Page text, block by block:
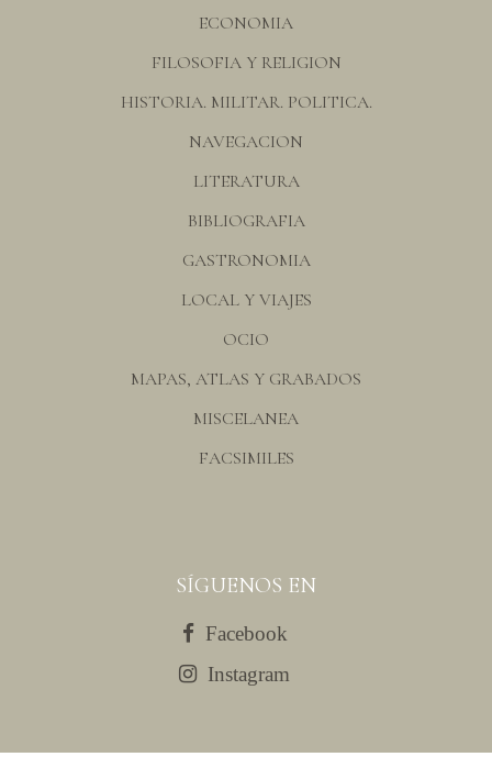
ECONOMIA
FILOSOFIA Y RELIGION
HISTORIA. MILITAR. POLITICA.
NAVEGACION
LITERATURA
BIBLIOGRAFIA
GASTRONOMIA
LOCAL Y VIAJES
OCIO
MAPAS, ATLAS Y GRABADOS
MISCELANEA
FACSIMILES
SÍGUENOS EN
Facebook
Instagram